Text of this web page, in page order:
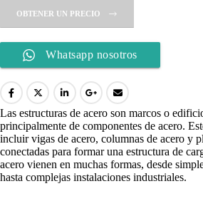
OBTENER UN PRECIO
Whatsapp nosotros
Las estructuras de acero son marcos o
principalmente de componentes de acero.
incluir vigas de acero, columnas de acero y
conectadas para formar una estructura de
acero vienen en muchas formas, desde
hasta complejas instalaciones industriales.